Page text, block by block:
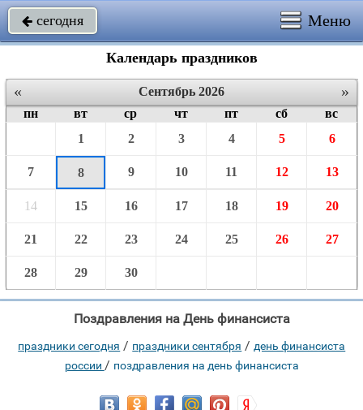
 сегодня Меню
Календарь праздников
« »
Сентябрь 2026
пн
вт ср чт пт сб
вс
1
2 3 4 5 6
7 8 9 10 11 12 13
14 15 16 17 18 19 20
21 22 23 24 25 26 27
28 29 30
Поздравления на День финансиста
праздники сегодня / праздники сентября /день финансиста
россии / поздравления на день финансиста